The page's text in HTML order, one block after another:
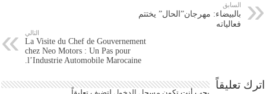
السابق
بالبيضاء: مهرجان”الحال” يختتم
فعالياته
التالي
La Visite du Chef de Gouvernement
chez Neo Motors : Un Pas pour
l’Industrie Automobile Marocaine.
اترك تعليقاً